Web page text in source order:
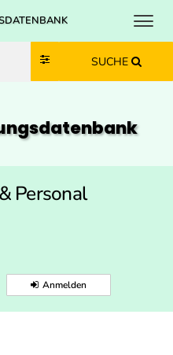
Zum Inhalt springen
Zum Navmenü springen
Zur Suche springen
Zur Footer springen
SUCHE
Personal
Anmelden